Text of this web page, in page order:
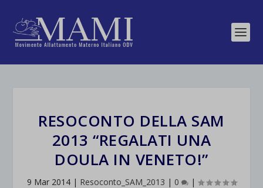
RESOCONTO DELLA SAM
2013 “REGALATI UNA
DOULA IN VENETO!”
9 Mar 2014| Resoconto_SAM_2013 | 0 |